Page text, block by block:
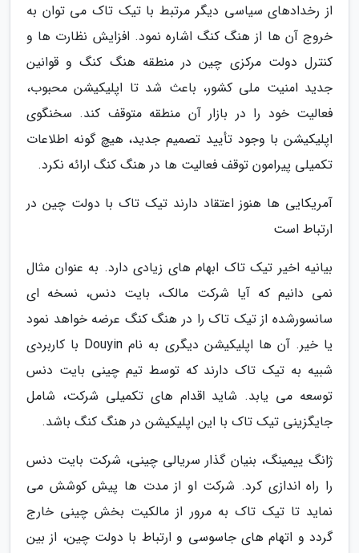
از رخدادهای سیاسی دیگر مرتبط با تیک تاک می توان به
خروج آن ها از هنگ کنگ اشاره نمود. افزایش نظارت ها و
کنترل دولت مرکزی چین در منطقه هنگ کنگ و قوانین
جدید امنیت ملی کشور، باعث شد تا اپلیکیشن محبوب،
فعالیت خود را در بازار آن منطقه متوقف کند. سخنگوی
اپلیکیشن با وجود تأیید تصمیم جدید، هیچ گونه اطلاعات
تکمیلی پیرامون توقف فعالیت ها در هنگ کنگ ارائه نکرد.
آمریکایی ها هنوز اعتقاد دارند تیک تاک با دولت چین در
ارتباط است
بیانیه اخیر تیک تاک ابهام های زیادی دارد. به عنوان مثال
نمی دانیم که آیا شرکت مالک، بایت دنس، نسخه ای
سانسورشده از تیک تاک را در هنگ کنگ عرضه خواهد نمود
یا خیر. آن ها اپلیکیشن دیگری به نام Douyin با کاربردی
شبیه به تیک تاک دارند که توسط تیم چینی بایت دنس
توسعه می یابد. شاید اقدام های تکمیلی شرکت، شامل
جایگزینی تیک تاک با این اپلیکیشن در هنگ کنگ باشد.
ژانگ ییمینگ، بنیان گذار سریالی چینی، شرکت بایت دنس
را راه اندازی کرد. شرکت او از مدت ها پیش کوشش می
نماید تا تیک تاک به مرور از مالکیت بخش چینی خارج
گردد و اتهام های جاسوسی و ارتباط با دولت چین، از بین